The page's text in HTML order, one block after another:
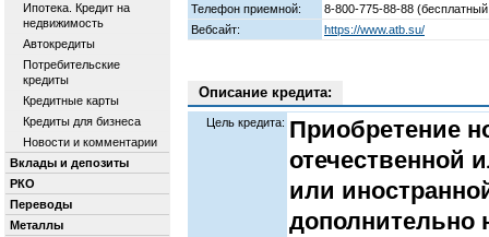
Ипотека. Кредит на
недвижимость
Автокредиты
Потребительские
кредиты
Кредитные карты
Кредиты для бизнеса
Новости и комментарии
Вклады и депозиты
РКО
Переводы
Металлы
Телефон приемной:
8-800-775-88-88
Вебсайт:
https://www.atb.su/
Описание кредита:
Цель кредита: Приобретение
отечественной
или
дополнительно